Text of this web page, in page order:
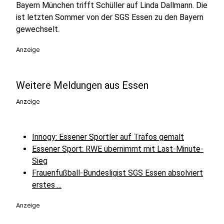
Bayern München trifft Schüller auf Linda Dallmann. Die
ist letzten Sommer von der SGS Essen zu den Bayern
gewechselt.
Anzeige
Weitere Meldungen aus Essen
Anzeige
Innogy: Essener Sportler auf Trafos gemalt
Essener Sport: RWE übernimmt mit Last-Minute-
Sieg
Frauenfußball-Bundesligist SGS Essen absolviert
erstes ...
Anzeige